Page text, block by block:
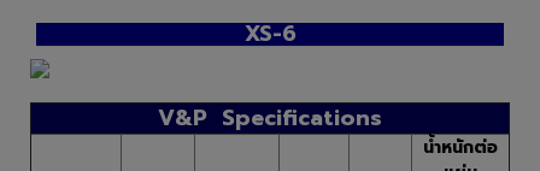
XS-6
V&P Specifications
น้ำหนักต่อ